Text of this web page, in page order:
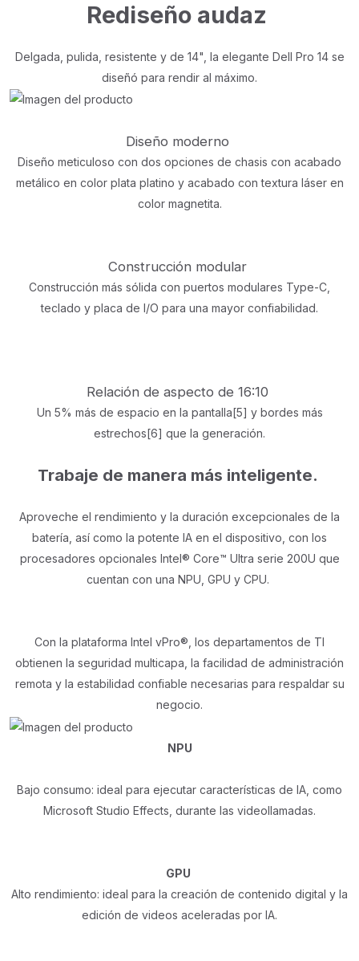
Rediseño audaz
Delgada, pulida, resistente y de 14", la elegante Dell Pro 14 se
diseñó para rendir al máximo.
Diseño moderno
Diseño meticuloso con dos opciones de chasis con acabado
metálico en color plata platino y acabado con textura láser en
color magnetita.
Construcción modular
Construcción más sólida con puertos modulares Type-C,
teclado y placa de I/O para una mayor confiabilidad.
Relación de aspecto de 16:10
Un 5% más de espacio en la pantalla[5] y bordes más
estrechos[6] que la generación.
Trabaje de manera más inteligente.
Aproveche el rendimiento y la duración excepcionales de la
batería, así como la potente IA en el dispositivo, con los
procesadores opcionales Intel® Core™ Ultra serie 200U que
cuentan con una NPU, GPU y CPU.
Con la plataforma Intel vPro®, los departamentos de TI
obtienen la seguridad multicapa, la facilidad de administración
remota y la estabilidad confiable necesarias para respaldar su
negocio.
NPU
Bajo consumo: ideal para ejecutar características de IA, como
Microsoft Studio Effects, durante las videollamadas.
GPU
Alto rendimiento: ideal para la creación de contenido digital y la
edición de videos aceleradas por IA.